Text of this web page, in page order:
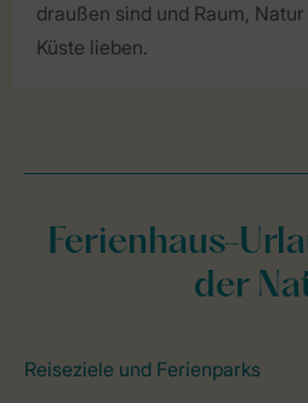
draußen sind und Raum,
Küste lieben.
Ferienhaus-
der
Reiseziele und Ferienparks